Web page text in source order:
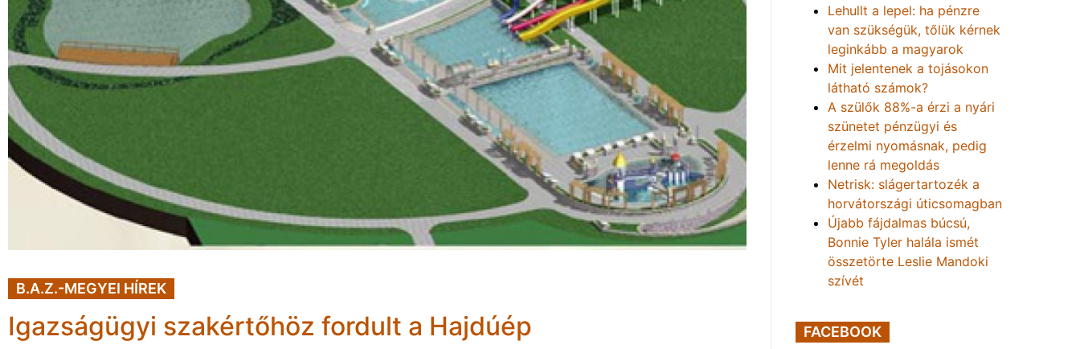
B.A.Z.-MEGYEI HÍREK
Igazságügyi szakértőhöz fordult a Hajdúép
Lehullt a lepel: ha pénzre
van szükségük, tőlük kérnek
leginkább a magyarok
Mit jelentenek a tojásokon
látható számok?
A szülők 88%-a érzi a nyári
szünetet pénzügyi és
érzelmi nyomásnak, pedig
lenne rá megoldás
Netrisk: slágertartozék a
horvátországi úticsomagban
Újabb fájdalmas búcsú,
Bonnie Tyler halála ismét
összetörte Leslie Mandoki
szívét
FACEBOOK